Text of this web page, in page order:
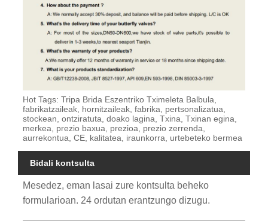
Hot Tags: Tripa Brida Eszentriko Tximeleta Balbula,
fabrikatzaileak, hornitzaileak, fabrika, pertsonalizatua,
stockean, ontziratuta, doako lagina, Txina, Txinan egina,
merkea, prezio baxua, prezioa, prezio zerrenda,
aurrekontua, CE, kalitatea, iraunkorra, urtebeteko bermea
Bidali kontsulta
Mesedez, eman lasai zure kontsulta beheko
formularioan. 24 ordutan erantzungo dizugu.